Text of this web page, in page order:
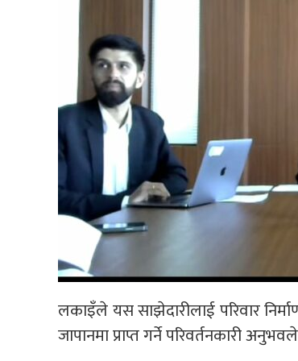
लकाइँले यस साझेदारीलाई परिवार
जापानमा प्राप्त गर्ने परिवर्तनकारी